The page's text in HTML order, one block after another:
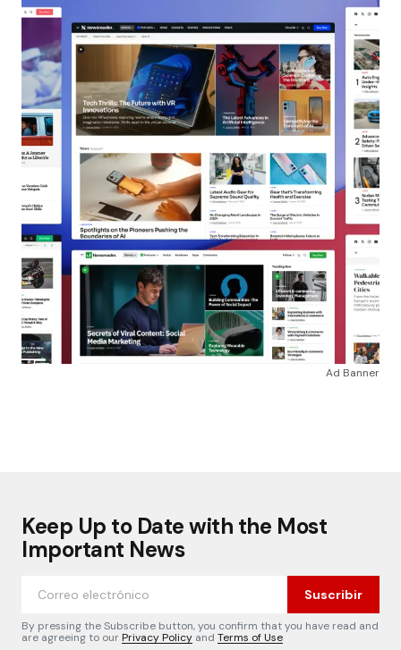
Ad Banner
Keep Up to Date with the Most
Important News
Suscribir
By pressing the Subscribe button, you confirm that you have read and
are agreeing to ourPrivacy Policy and Terms of Use